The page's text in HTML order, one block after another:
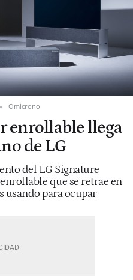
Omicrono
enrollable llega
de LG
del LG Signature
que se retrae en
usando para ocupar